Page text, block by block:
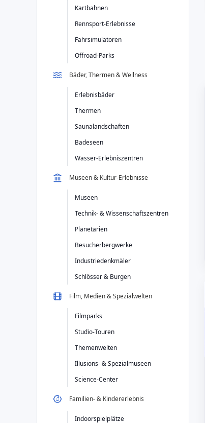
Kartbahnen
Rennsport-Erlebnisse
Fahrsimulatoren
Offroad-Parks
Bäder, Thermen & Wellness
Erlebnisbäder
Thermen
Saunalandschaften
Badeseen
Wasser-Erlebniszentren
Museen & Kultur-Erlebnisse
Museen
Technik- & Wissenschaftszentren
Planetarien
Besucherbergwerke
Industriedenkmäler
Schlösser & Burgen
Film, Medien & Spezialwelten
Filmparks
Studio-Touren
Themenwelten
Illusions- & Spezialmuseen
Science-Center
Familien- & Kindererlebnis
Indoorspielplätze